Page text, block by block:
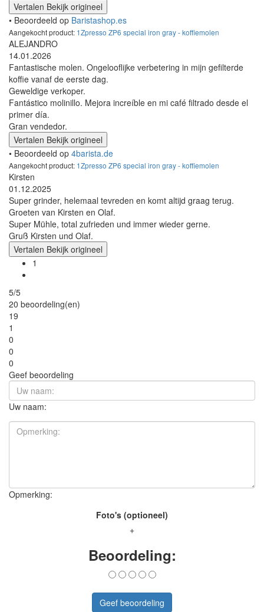
Vertalen Bekijk origineel
• Beoordeeld op Baristashop.es
Aangekocht product: 1Zpresso ZP6 special iron gray - koffiemolen
ALEJANDRO
14.01.2026
Fantastische molen. Ongelooflijke verbetering in mijn gefilterde
koffie vanaf de eerste dag.
Geweldige verkoper.
Fantástico molinillo. Mejora increíble en mi café filtrado desde el
primer día.
Gran vendedor.
Vertalen Bekijk origineel
• Beoordeeld op 4barista.de
Aangekocht product: 1Zpresso ZP6 special iron gray - koffiemolen
Kirsten
01.12.2025
Super grinder, helemaal tevreden en komt altijd graag terug.
Groeten van Kirsten en Olaf.
Super Mühle, total zufrieden und immer wieder gerne.
Gruß Kirsten und Olaf.
Vertalen Bekijk origineel
1
5/5
20 beoordeling(en)
19
1
0
0
0
Geef beoordeling
Uw naam:
Opmerking:
Foto's (optioneel)
+
Beoordeling:
Geef beoordeling